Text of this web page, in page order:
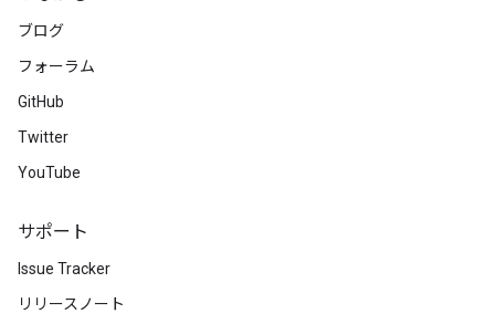
ブログ
フォーラム
GitHub
Twitter
YouTube
サポート
Issue Tracker
リリースノート